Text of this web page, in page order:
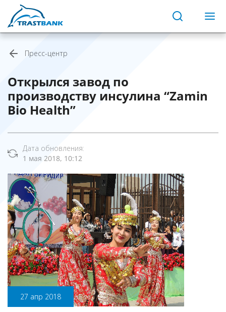
Пресс-центр
Открылся завод по
производству инсулина “Zamin
Bio Health”
Дата обновления:
1 мая 2018, 10:12
27 апр 2018